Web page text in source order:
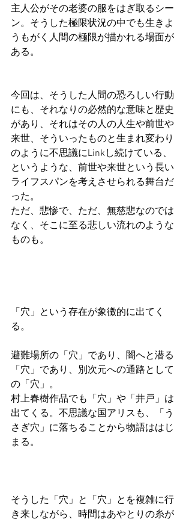
主人公がその老婆の服をはぎ取るシー
ン。そうした極限状況の中でも生きよ
うもがく人間の極限が描かれる場面が
ある。
今回は、そうした人間の恐ろしい行動
にも、それなりの必然的な意味と歴史
があり、それはその人の人生や前世や
来世、そういったものと生まれ変わり
のように不思議にLinkし続けている、
というような、前世や来世という長い
ライフスパンを考えさせられる舞台だ
った。
ただ、悲惨で、ただ、無慈悲なのでは
なく、そこに至る悲しい流れのような
ものも。
「穴」という存在が象徴的に出てく
る。
避難場所の「穴」であり、闇へと潜る
「穴」であり、別次元への通路として
の「穴」。
村上春樹作品でも「穴」や「井戸」は
出てくる。不思議な国アリスも、「う
さぎ穴」に落ちることから物語ははじ
まる。
そうした「穴」と「穴」とを複雑に行
き来しながら、時間はあやとりの糸が